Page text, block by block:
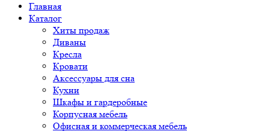
Главная
Каталог
Хиты продаж
Диваны
Кресла
Кровати
Аксессуары для сна
Кухни
Шкафы и гардеробные
Корпусная мебель
Офисная и коммерческая мебель